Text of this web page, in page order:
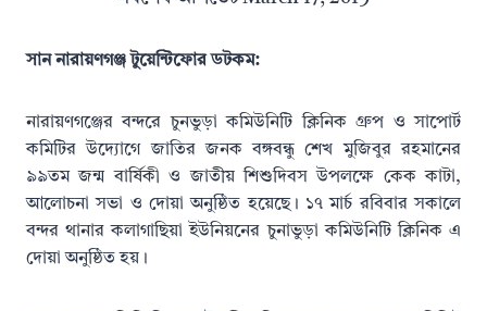
সান নারায়ণগঞ্জ টুয়েন্টিফোর ডটকম:
নারায়ণগঞ্জের বন্দরে চুনভুড়া কমিউনিটি ক্লিনিক গ্রুপ ও সাপোর্ট
কমিটির উদ্যোগে জাতির জনক বঙ্গবন্ধু শেখ মুজিবুর রহমানের
৯৯তম জন্ম বার্ষিকী ও জাতীয় শিশুদিবস উপলক্ষে কেক কাটা,
আলোচনা সভা ও দোয়া অনুষ্ঠিত হয়েছে। ১৭ মার্চ রবিবার সকালে
বন্দর থানার কলাগাছিয়া ইউনিয়নের চুনাভুড়া কমিউনিটি ক্লিনিক এ
দোয়া অনুষ্ঠিত হয়।